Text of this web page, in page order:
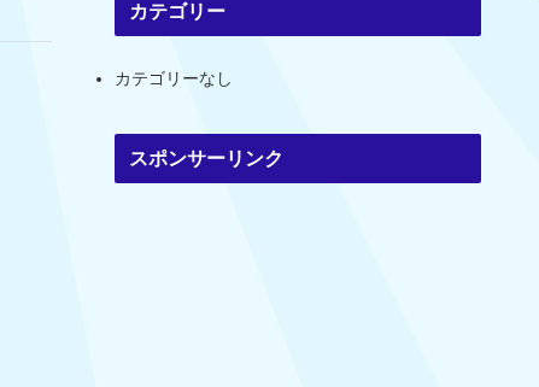
カテゴリー
カテゴリーなし
スポンサーリンク